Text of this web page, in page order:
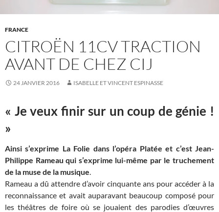
FRANCE
CITROËN 11CV TRACTION
AVANT DE CHEZ CIJ
24 JANVIER 2016 ISABELLE ET VINCENT ESPINASSE
« Je veux finir sur un coup de génie !
»
Ainsi s’exprime La Folie dans l’opéra Platée et c’est Jean-
Philippe Rameau qui s’exprime lui-même par le truchement
de la muse de la musique.
Rameau a dû attendre d’avoir cinquante ans pour accéder à la
reconnaissance et avait auparavant beaucoup composé pour
les théâtres de foire où se jouaient des parodies d’œuvres